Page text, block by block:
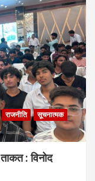
राजनीति
सूचनात्मक
: विनोद